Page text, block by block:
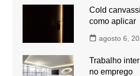
Cold
como aplicar
agosto 6,
Trabalho
no emprego